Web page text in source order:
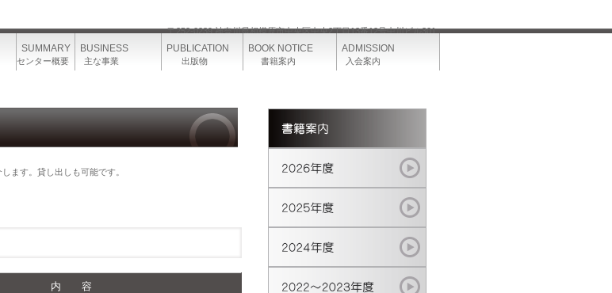
〒252-0239 神奈川県相模原市中央区中央2丁目13番12号中川ビル301
ます。貸し出しも可能です。
内 容
SUMMARY
センター概要
BUSINESS
主な事業
PUBLICATION
出版物
BOOK NOTICE
書籍案内
ADMISSION
入会案内